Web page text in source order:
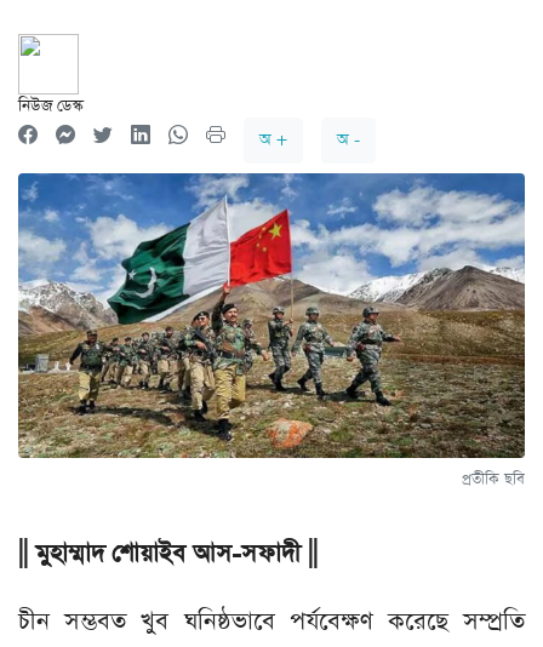
নিউজ ডেস্ক
অ +
অ -
প্রতীকি ছবি
|| মুহাম্মাদ শোয়াইব আস-সফাদী ||
চীন সম্ভবত খুব ঘনিষ্ঠভাবে পর্যবেক্ষণ করেছে সম্প্রতি